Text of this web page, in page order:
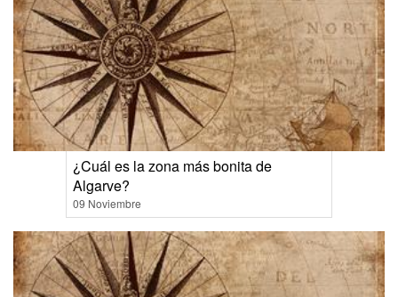
¿Cuál es la zona más bonita de
Algarve?
09 Noviembre